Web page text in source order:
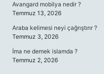
Avangard mobilya nedir ?
Temmuz 13, 2026
Araba kelimesi neyi çağrıştırır ?
Temmuz 3, 2026
İma ne demek islamda ?
Temmuz 2, 2026